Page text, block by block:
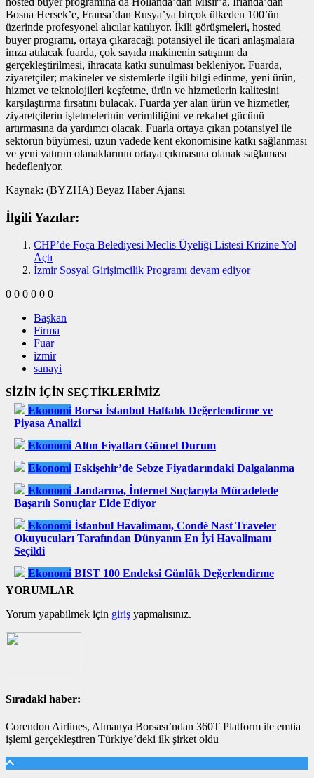
Bosna Hersek’e, Fransa’dan Rusya’ya birçok ülkeden 100’ün
üzerinde profesyonel alıcılar katılıyor. İkili görüşmeleri, hosted
buyer programı, ortaya çıkaracağı potansiyel ile ticari anlaşmalara
imza atılacak fuarda, çok sayıda makinenin satışının da
gerçekleştirilmesi, ihracata katkı sunulması bekleniyor. Fuarda,
ziyaretçiler; makineler ve sistemlerle ilgili bilgi edinme, yeni ürün,
hizmet ve teknolojileri keşfetme, ürün ve hizmetlerin kalitesini
karşılaştırma fırsatını bulacak. Fuarda yer alan ürün ve hizmetler,
ziyaretçilerin işletmelerinin verimliliğini ve rekabet gücünü
artırmasına da yardımcı olacak. Fuarla ortaya çıkan potansiyel ile
sektörün büyümesi, uzun vadede kent ekonomisine katkı sağlanması
ve yeni yatırım olanaklarının ortaya çıkmasına olanak sağlaması
hedefleniyor.
Kaynak: (BYZHA) Beyaz Haber Ajansı
İlgili Yazılar:
CHP’de Foça Belediyesi Meclis Üyeliği Listesi Krizine Yol
Açtı
İzmir Sosyal Girişimcilik Programı devam ediyor
0 0 0 0 0 0
Başkan
Firma
Fuar
izmir
sanayi
SİZİN İÇİN SEÇTİKLERİMİZ
Ekonomi Borsa İstanbul Haftalık Değerlendirme ve
Piyasa Analizi
Ekonomi Altın Fiyatları Güncel Durum
Ekonomi Eskişehir’de Sebze Fiyatlarındaki Dalgalanma
Ekonomi Jandarma, İnternet Suçlarıyla Mücadelede
Başarılı Sonuçlar Elde Ediyor
Ekonomi İstanbul Havalimanı, Condé Nast Traveler
Okuyucuları Tarafından Dünyanın En İyi Havalimanı
Seçildi
Ekonomi BIST 100 Endeksi Günlük Değerlendirme
YORUMLAR
Yorum yapabilmek için giriş yapmalısınız.
Sıradaki haber:
Corendon Airlines, Almanya Borsası’ndan 360T Platform ile emtia
işlemi gerçekleştiren Türkiye’deki ilk şirket oldu